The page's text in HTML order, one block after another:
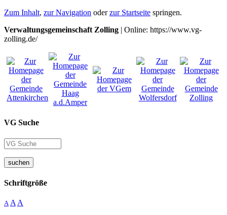
Zum Inhalt, zur Navigation oderzur Startseite springen.
Verwaltungsgemeinschaft Zolling | Online: https://www.vg-
zolling.de/
VG Suche
suchen
Schriftgröße
A A A